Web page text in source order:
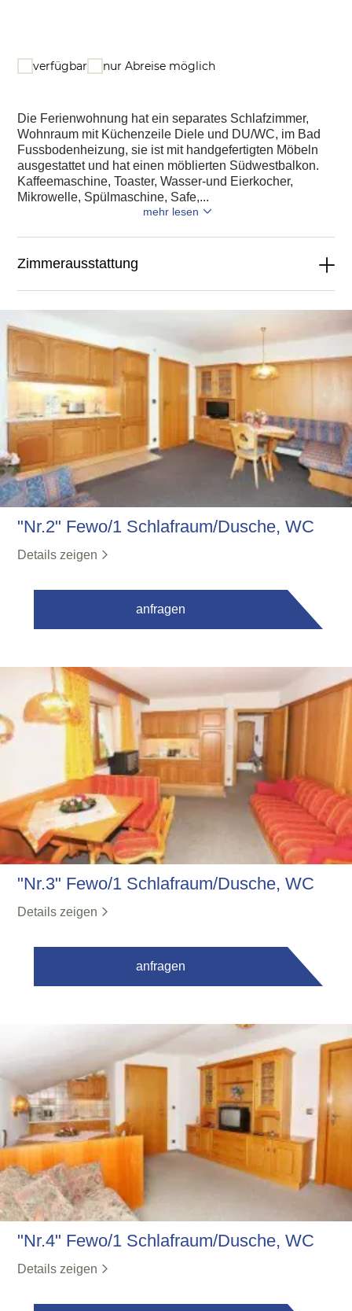
verfügbar nur Abreise möglich
Die Ferienwohnung hat ein separates Schlafzimmer,
Wohnraum mit Küchenzeile Diele und DU/WC, im Bad
Fussbodenheizung, sie ist mit handgefertigten Möbeln
ausgestattet und hat einen möblierten Südwestbalkon.
Kaffeemaschine, Toaster, Wasser-und Eierkocher,
Mikrowelle, Spülmaschine, Safe,...
mehr lesen
Zimmerausstattung
"Nr.2" Fewo/1 Schlafraum/Dusche, WC
Details zeigen
anfragen
"Nr.3" Fewo/1 Schlafraum/Dusche, WC
Details zeigen
anfragen
"Nr.4" Fewo/1 Schlafraum/Dusche, WC
Details zeigen